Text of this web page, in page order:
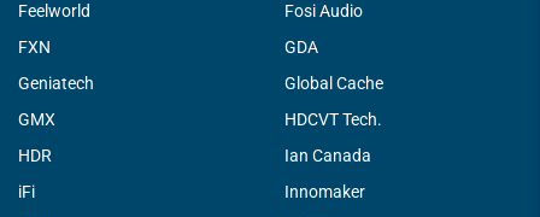
Feelworld
Fosi Audio
FXN
GDA
Geniatech
Global Cache
GMX
HDCVT Tech.
HDR
Ian Canada
iFi
Innomaker